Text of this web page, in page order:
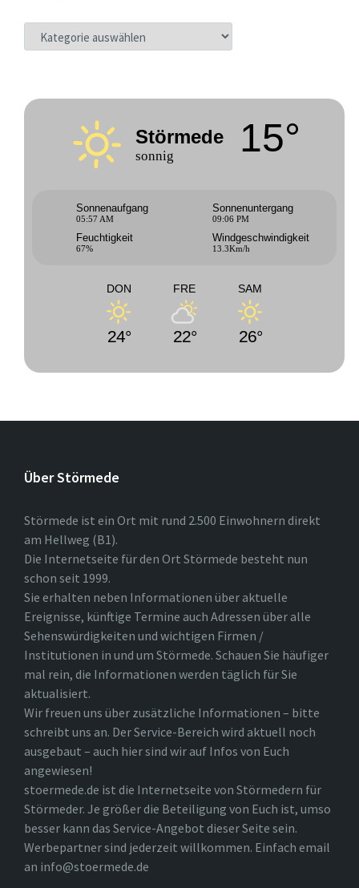
KATEGORIEN
Störmede
sonnig 15°
Sonnenaufgang
05:57 AM
Sonnenuntergang
09:06 PM
Feuchtigkeit
67%
Windgeschwindigkeit
13.3Km/h
DON
24°
FRE
22°
SAM
26°
Über Störmede
Störmede ist ein Ort mit rund 2.500 Einwohnern direkt
am Hellweg (B1).
Die Internetseite für den Ort Störmede besteht nun
schon seit 1999.
Sie erhalten neben Informationen über aktuelle
Ereignisse, künftige Termine auch Adressen über alle
Sehenswürdigkeiten und wichtigen Firmen /
Institutionen in und um Störmede. Schauen Sie häufiger
mal rein, die Informationen werden täglich für Sie
aktualisiert.
Wir freuen uns über zusätzliche Informationen – bitte
schreibt uns an. Der Service-Bereich wird aktuell noch
ausgebaut – auch hier sind wir auf Infos von Euch
angewiesen!
stoermede.de ist die Internetseite von Störmedern für
Störmeder. Je größer die Beteiligung von Euch ist, umso
besser kann das Service-Angebot dieser Seite sein.
Werbepartner sind jederzeit willkommen. Einfach email
an info@stoermede.de